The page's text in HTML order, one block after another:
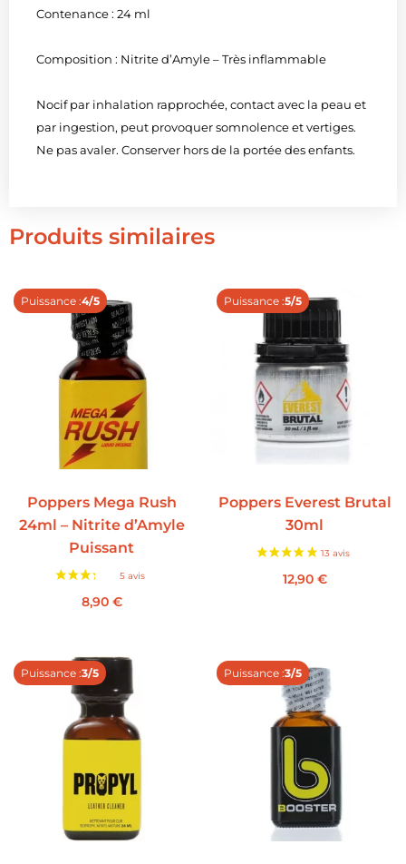
Contenance : 24 ml
Composition : Nitrite d’Amyle – Très inflammable
Nocif par inhalation rapprochée, contact avec la peau et
par ingestion, peut provoquer somnolence et vertiges.
Ne pas avaler. Conserver hors de la portée des enfants.
Produits similaires
Puissance :4/5
Poppers Mega Rush
24ml – Nitrite d’Amyle
Puissant
8,90 €
Puissance :5/5
Poppers Everest Brutal
30ml
12,90 €
Puissance :3/5 Puissance :3/5